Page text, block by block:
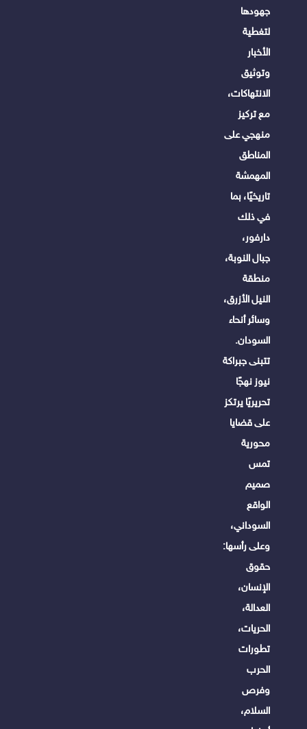
جهودها
لتغطية
الأخبار
وتوثيق
الانتهاكات،
مع تركيز
منهجي على
المناطق
المهمشة
تاريخيًا، بما
في ذلك
دارفور،
جبال النوبة،
منطقة
النيل الأزرق،
وسائر أنحاء
السودان.
تتبنى جبراكة
نيوز نهجًا
تحريريًا يرتكز
على قضايا
محورية
تمس
صميم
الواقع
السوداني،
وعلى رأسها:
حقوق
الإنسان،
العدالة،
الحريات،
تطورات
الحرب
وفرص
السلام،